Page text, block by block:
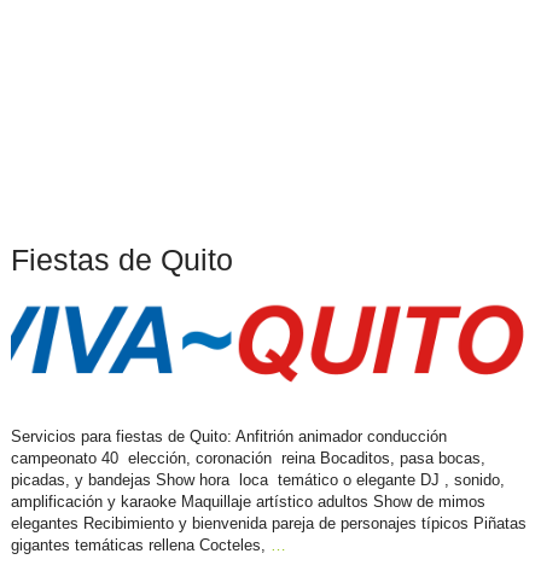
Fiestas de Quito
Servicios para fiestas de Quito: Anfitrión animador conducción
campeonato 40 elección, coronación reina Bocaditos, pasa bocas,
picadas, y bandejas Show hora loca temático o elegante DJ , sonido,
amplificación y karaoke Maquillaje artístico adultos Show de mimos
elegantes Recibimiento y bienvenida pareja de personajes típicos Piñatas
gigantes temáticas rellena Cocteles,